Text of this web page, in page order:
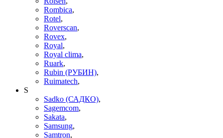
Rombica,
Rotel,
Roverscan,
Rovex,
Royal,
Royal clima,
Ruark,
Rubin (РУБИН),
Ruimatech,
S
Sadko (САДКО),
Sagemcom,
Sakata,
Samsung,
Samtron,